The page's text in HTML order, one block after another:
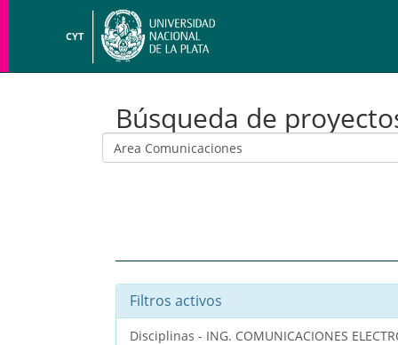
CYT
Búsqueda de
Filtros activos
Disciplinas - ING. COMUNICACIONES